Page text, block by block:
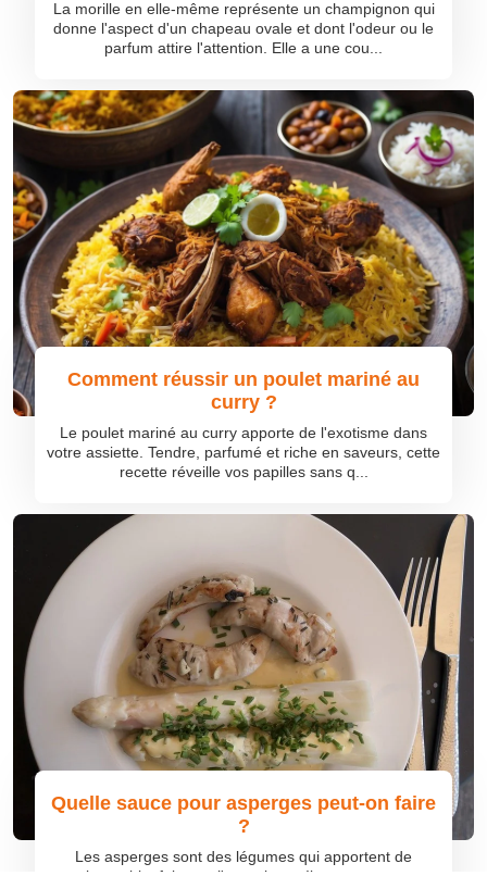
La morille en elle-même représente un champignon qui
donne l'aspect d'un chapeau ovale et dont l'odeur ou le
parfum attire l'attention. Elle a une cou...
Comment réussir un poulet mariné au
curry ?
Le poulet mariné au curry apporte de l'exotisme dans
votre assiette. Tendre, parfumé et riche en saveurs, cette
recette réveille vos papilles sans q...
Quelle sauce pour asperges peut-on faire
?
Les asperges sont des légumes qui apportent de